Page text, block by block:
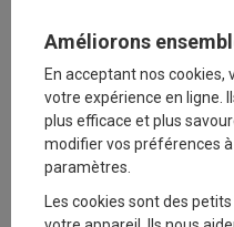
Améliorons
En acceptant nos
votre expérience en ligne.
plus efficace et plus
modifier vos préférences
paramètres.
Les cookies sont des
La démarche de
La prévention de la
Chacun de nos actes de
comme un acte bientraitant.
et d’établir à tous les
prendre soin. Chaque
faites partie) se doit de